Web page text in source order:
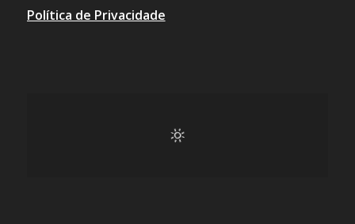
Política de Privacidade